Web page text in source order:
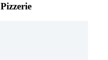
Pizzerie